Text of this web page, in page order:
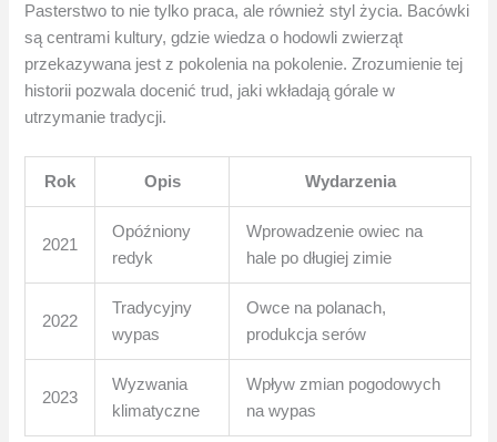
Pasterstwo to nie tylko praca, ale również styl życia. Bacówki
są centrami kultury, gdzie wiedza o hodowli zwierząt
przekazywana jest z pokolenia na pokolenie. Zrozumienie tej
historii pozwala docenić trud, jaki wkładają górale w
utrzymanie tradycji.
Rok Opis Wydarzenia
2021
Opóźniony
redyk
Wprowadzenie owiec na
hale po długiej zimie
2022
Tradycyjny
wypas
Owce na polanach,
produkcja serów
2023
Wyzwania
klimatyczne
Wpływ zmian pogodowych
na wypas